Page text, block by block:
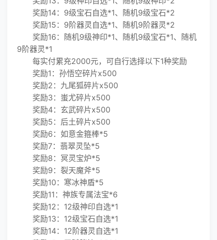
奖励14：9级宝石自选*1、随机9级宝石*2
奖励15：9阶器灵自选*1、随机9阶器灵*2
奖励16：随机9级神印*1、随机9级宝石*1、随机
9阶器灵*1
每实付累充2000元，可自行选择以下1种奖励
奖励1：孙悟空碎片x500
奖励2：九尾狐碎片x500
奖励3：蚩尤碎片x500
奖励4：玄武碎片x500
奖励5：后土碎片x500
奖励6：如意金箍棒*5
奖励7：翡翠灵坠*5
奖励8：冥灵宝炉*5
奖励9：裂天魔斧*5
奖励10：寒冰神盾*5
奖励11：神族专属法宝*6
奖励12：12级神印自选*1
奖励13：12级宝石自选*1
奖励14：12阶器灵自选*1